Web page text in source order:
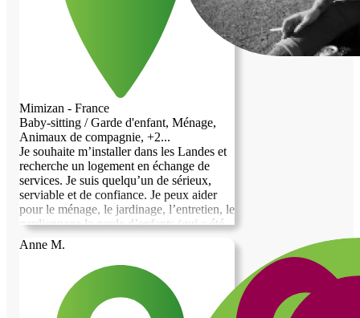
Mimizan - France
Baby-sitting / Garde d'enfant, Ménage,
Animaux de compagnie, +2...
Je souhaite m’installer dans les Landes et
recherche un logement en échange de
services. Je suis quelqu’un de sérieux,
serviable et de confiance. Je peux aider
pour le ménage, le jardinage, l’entretien, le
gardiennage la garde d’enfants (qui a été
mon métier pendant une quinzaine
d’années) ou la garde d’animaux ou
simplement apporter une présence au
quotidien. L’idée est de pouvoir rendre
service tout en créant une relation basée
sur la confiance et le respect.
Anne M.